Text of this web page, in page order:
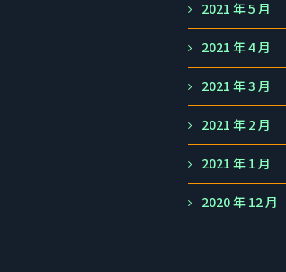
2021 年 5 月
2021 年 4 月
2021 年 3 月
2021 年 2 月
2021 年 1 月
2020 年 12 月